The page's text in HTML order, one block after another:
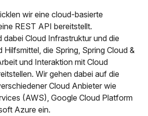
wir eine cloud-basierte
REST API bereitstellt.
dabei Cloud Infrastruktur und die
Hilfsmittel, die Spring, Spring Cloud &
und Interaktion mit Cloud
Wir gehen dabei auf die
Cloud Anbieter wie
(AWS), Google Cloud Platform
Azure ein.